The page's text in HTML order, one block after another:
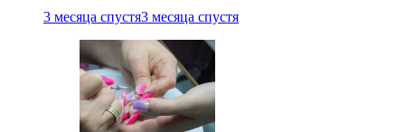
3 месяца спустя3 месяца спустя